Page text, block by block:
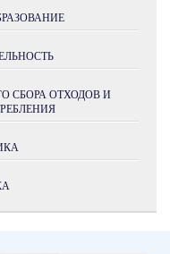
СБОРА ОТХОДОВ И